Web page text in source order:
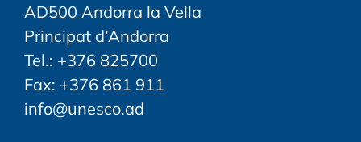
AD500 Andorra la Vella
Principat d’Andorra
Tel.: +376 825700
Fax: +376 861 911
info@unesco.ad